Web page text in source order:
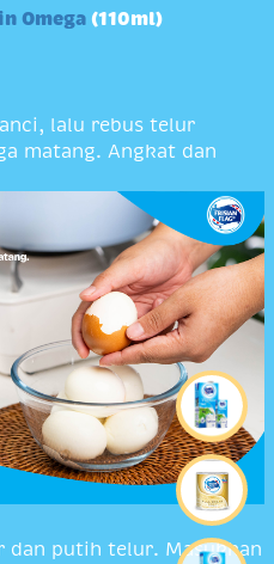
Omega (110ml)
lalu rebus telur
matang. Angkat dan
dan putih telur. Masukkan